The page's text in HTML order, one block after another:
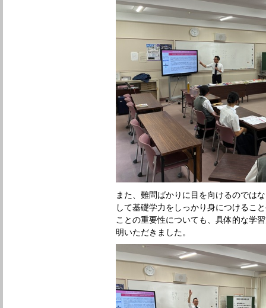
また、難問ばかりに目を向けるのでは
して基礎学力をしっかり身につけるこ
ことの重要性についても、具体的な学
明いただきました。